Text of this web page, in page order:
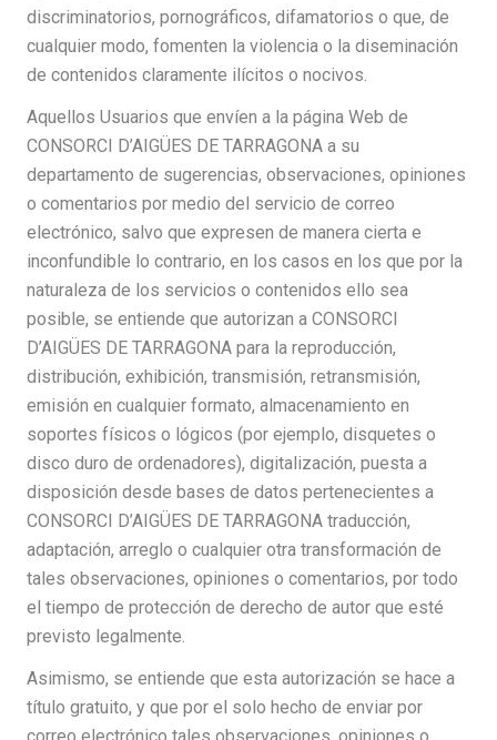
discriminatorios, pornográficos, difamatorios o que, de
cualquier modo, fomenten la violencia o la diseminación
de contenidos claramente ilícitos o nocivos.
Aquellos Usuarios que envíen a la página Web de
CONSORCI D’AIGÜES DE TARRAGONA a su
departamento de sugerencias, observaciones, opiniones
o comentarios por medio del servicio de correo
electrónico, salvo que expresen de manera cierta e
inconfundible lo contrario, en los casos en los que por la
naturaleza de los servicios o contenidos ello sea
posible, se entiende que autorizan a CONSORCI
D’AIGÜES DE TARRAGONA para la reproducción,
distribución, exhibición, transmisión, retransmisión,
emisión en cualquier formato, almacenamiento en
soportes físicos o lógicos (por ejemplo, disquetes o
disco duro de ordenadores), digitalización, puesta a
disposición desde bases de datos pertenecientes a
CONSORCI D’AIGÜES DE TARRAGONA traducción,
adaptación, arreglo o cualquier otra transformación de
tales observaciones, opiniones o comentarios, por todo
el tiempo de protección de derecho de autor que esté
previsto legalmente.
Asimismo, se entiende que esta autorización se hace a
título gratuito, y que por el solo hecho de enviar por